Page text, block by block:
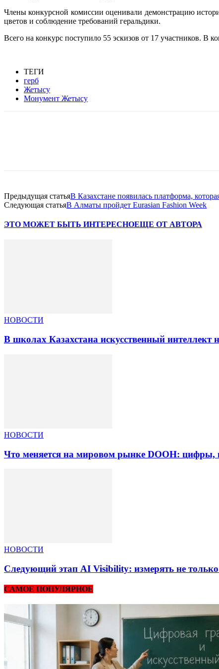
Члены конкурсной комиссии оценивали демонстрацию
цветов и соблюдение требований геральдики.
Всего на конкурс поступило 55 эскизов от 17 участников. В
ТЕГИ
герб
Жетысу
Монумент Жетысу
Предыдущая статьяВ Казахстане появилась платформа,
Следующая статьяВ Алматы пройдет Eurasian Fashion Week
ЭТО МОЖЕТ БЫТЬ ИНТЕРЕСНОЕЩЕ ОТ АВТОРА
НОВОСТИ
В школах Казахстана искусственный интеллект
НОВОСТИ
Что меняется на мировом рынке DOOH: цифры,
НОВОСТИ
Следующий этап AI Visibility: измерять не
САМОЕ ПОПУЛЯРНОЕ